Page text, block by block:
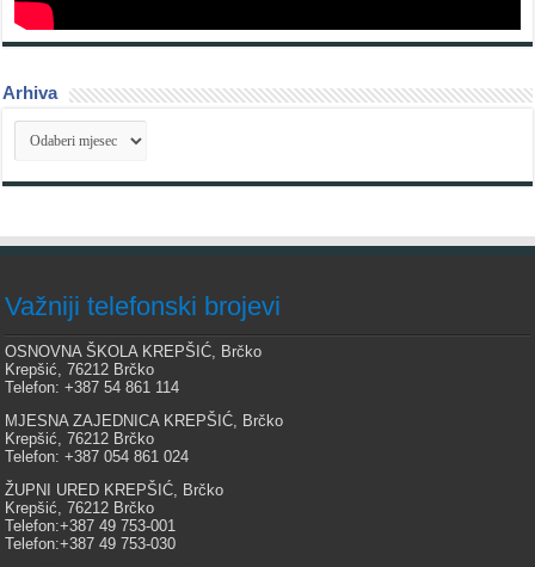
Arhiva
Arhiva
Važniji telefonski brojevi
OSNOVNA ŠKOLA KREPŠIĆ, Brčko
Krepšić, 76212 Brčko
Telefon: +387 54 861 114
MJESNA ZAJEDNICA KREPŠIĆ, Brčko
Krepšić, 76212 Brčko
Telefon: +387 054 861 024
ŽUPNI URED KREPŠIĆ, Brčko
Krepšić, 76212 Brčko
Telefon:+387 49 753-001
Telefon:+387 49 753-030